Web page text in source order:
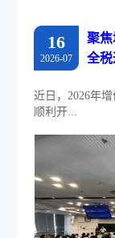
16
2026-07
聚
全
近日，2026年
顺利开...